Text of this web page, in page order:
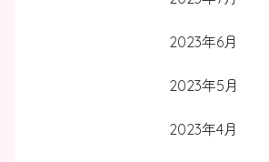
2023年6月
2023年5月
2023年4月